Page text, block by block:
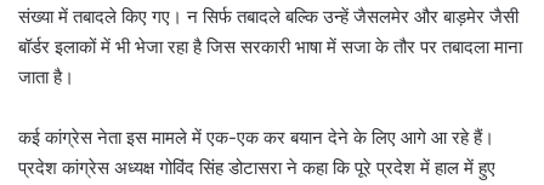
संख्या में तबादले किए गए। न सिर्फ तबादले बल्कि उन्हें जैसलमेर और बाड़मेर जैसी
बॉर्डर इलाकों में भी भेजा रहा है जिस सरकारी भाषा में सजा के तौर पर तबादला माना
जाता है।
कई कांग्रेस नेता इस मामले में एक-एक कर बयान देने के लिए आगे आ रहे हैं।
प्रदेश कांग्रेस अध्यक्ष गोविंद सिंह डोटासरा ने कहा कि पूरे प्रदेश में हाल में हुए